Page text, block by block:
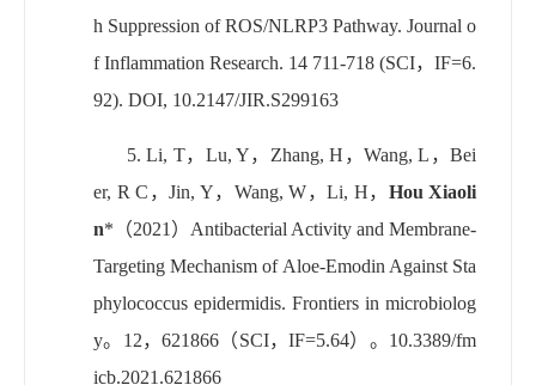
h Suppression of ROS/NLRP3 Pathway. Journal o
f Inflammation Research. 14 711-718 (SCI， IF=6.
92). DOI, 10.2147/JIR.S299163
5.Li, T， Lu, Y， Zhang, H ， Wang, L ，Bei
er, R C ， Jin, Y， Wang, W， Li, H， Hou Xiaoli
n* （2021 ） Antibacterial Activity and Membrane-
Targeting Mechanism of Aloe-Emodin Against Sta
phylococcus epidermidis. Frontiers in microbiolog
y。 12，621866 （SCI，IF=5.64）。 10.3389/fm
icb.2021.621866